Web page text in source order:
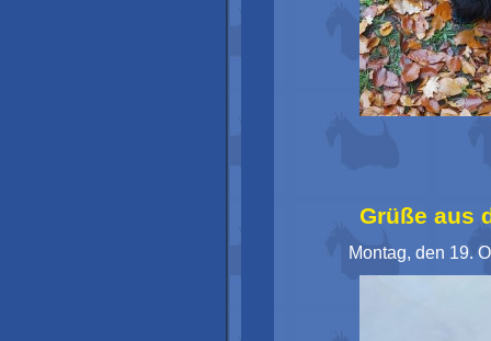
Grüße aus
Montag, den 19.